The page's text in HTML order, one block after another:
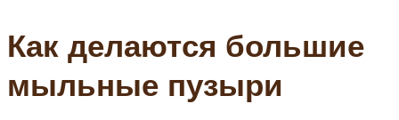
Как делаются большие
мыльные пузыри